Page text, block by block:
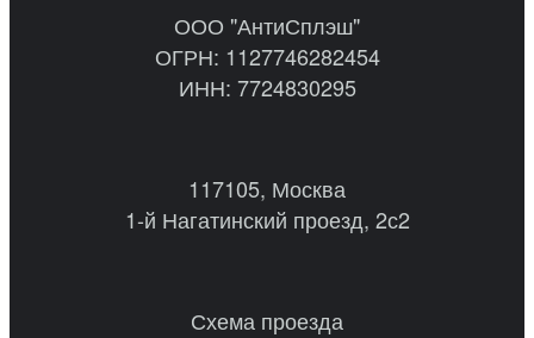
ООО "АнтиСплэш"
ОГРН: 1127746282454
ИНН: 7724830295
117105, Москва
1-й Нагатинский проезд, 2с2
Схема проезда